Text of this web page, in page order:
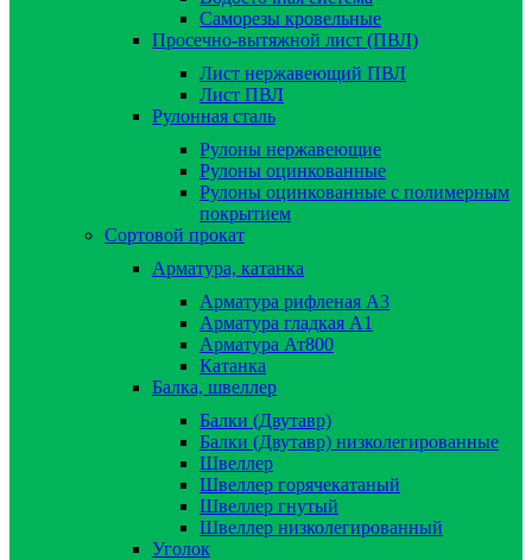
Саморезы кровельные
Просечно-вытяжной лист (ПВЛ)
Лист нержавеющий ПВЛ
Лист ПВЛ
Рулонная сталь
Рулоны нержавеющие
Рулоны оцинкованные
Рулоны оцинкованные с полимерным
покрытием
Сортовой прокат
Арматура, катанка
Арматура рифленая А3
Арматура гладкая А1
Арматура Ат800
Катанка
Балка, швеллер
Балки (Двутавр)
Балки (Двутавр) низколегированные
Швеллер
Швеллер горячекатаный
Швеллер гнутый
Швеллер низколегированный
Уголок